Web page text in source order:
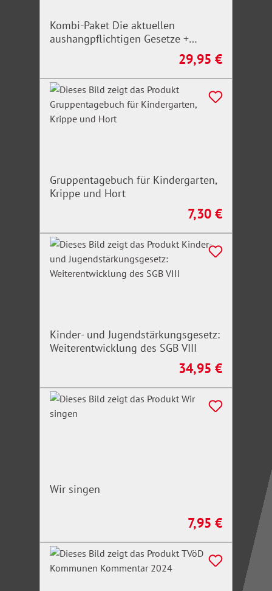
Kombi-Paket Die aktuellen
aushangpflichtigen Gesetze +
Arbeitsschutz, Gesundheitsschutz,
Regulärer Preis:
29,95 €
Gruppentagebuch für Kindergarten,
Krippe und Hort
Regulärer Preis:
7,30 €
Kinder- und Jugendstärkungsgesetz:
Weiterentwicklung des SGB VIII
Regulärer Preis:
34,95 €
Wir singen
Regulärer Preis:
7,95 €